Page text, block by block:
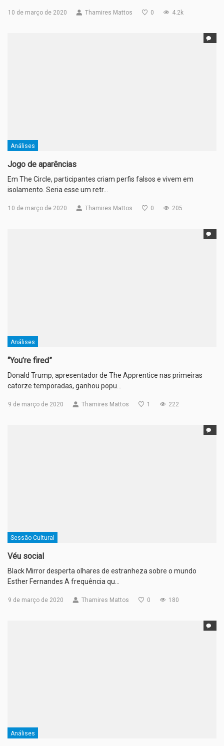
10 de março de 2020 Thamires Mattos 0 4.2k
Análises
Jogo de aparências
Em The Circle, participantes criam perfis falsos e vivem em
isolamento. Seria esse um retr…
10 de março de 2020 Thamires Mattos 0 205
Análises
“You’re fired”
Donald Trump, apresentador de The Apprentice nas primeiras
catorze temporadas, ganhou popu…
9 de março de 2020 Thamires Mattos 1 222
Sessão Cultural
Véu social
Black Mirror desperta olhares de estranheza sobre o mundo
Esther Fernandes A frequência qu…
9 de março de 2020 Thamires Mattos 0 180
Análises